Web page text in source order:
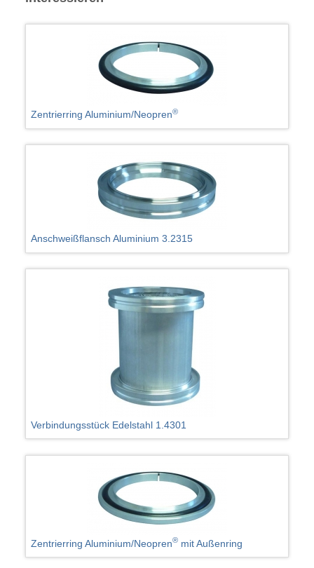
Zentrierring Aluminium/Neopren®
Anschweißflansch Aluminium 3.2315
Verbindungsstück Edelstahl 1.4301
Zentrierring Aluminium/Neopren® mit Außenring